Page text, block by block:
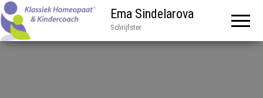
Ema Sindelarova
Schrijfster